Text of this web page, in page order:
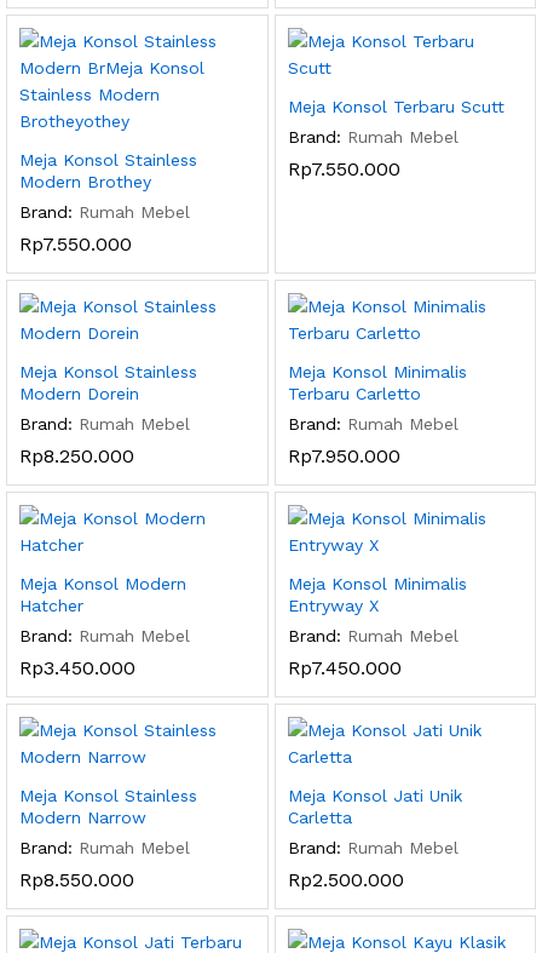
Meja Konsol Stainless
Modern Brothey
Brand: Rumah Mebel
Rp7.550.000
Meja Konsol Terbaru Scutt
Brand: Rumah Mebel
Rp7.550.000
Meja Konsol Stainless
Modern Dorein
Brand: Rumah Mebel
Rp8.250.000
Meja Konsol Minimalis
Terbaru Carletto
Brand: Rumah Mebel
Rp7.950.000
Meja Konsol Modern
Hatcher
Brand: Rumah Mebel
Rp3.450.000
Meja Konsol Minimalis
Entryway X
Brand: Rumah Mebel
Rp7.450.000
Meja Konsol Stainless
Modern Narrow
Brand: Rumah Mebel
Rp8.550.000
Meja Konsol Jati Unik
Carletta
Brand: Rumah Mebel
Rp2.500.000